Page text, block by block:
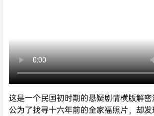
这是一个民国初时期的悬疑剧情横版解
公为了找寻十六年前的全家福照片，却